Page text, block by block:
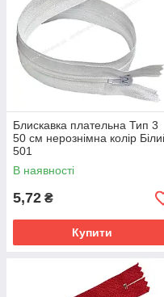
Блискавка плательна Тип 3
50 см нерознімна колір
501
В наявності
5,72 ₴
Купити